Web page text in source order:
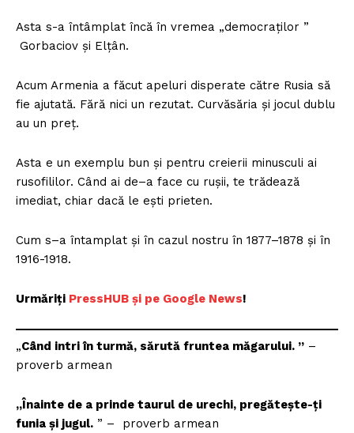
FREEDOM HOUSE ROMÂNIA
PRESShub
Proiecte editoriale
Rețea
Contact
Asta s-a întâmplat încă în vremea „democraților ”
Gorbaciov și Elțân.
Acum Armenia a făcut apeluri disperate către Rusia să
fie ajutată. Fără nici un rezutat. Curvăsăria și jocul dublu
au un preț.
Asta e un exemplu bun și pentru creierii minusculi ai
rusofililor. Când ai de–a face cu rușii, te trădează
imediat, chiar dacă le ești prieten.
Cum s–a întamplat și în cazul nostru în 1877–1878 și în
1916-1918.
Urmăriți PressHUB și pe Google News!
„Când intri în turmă, sărută fruntea măgarului. ” –
proverb armean
„Înainte de a prinde taurul de urechi, pregăteşte-ţi
funia şi jugul. ” – proverb armean